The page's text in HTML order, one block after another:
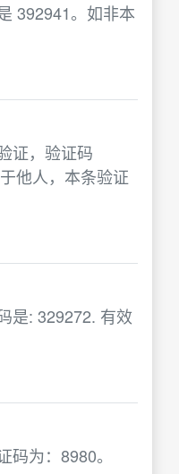
392941。如非本
证，验证码
他人，本条验证
是: 329272. 有效
码为：8980。